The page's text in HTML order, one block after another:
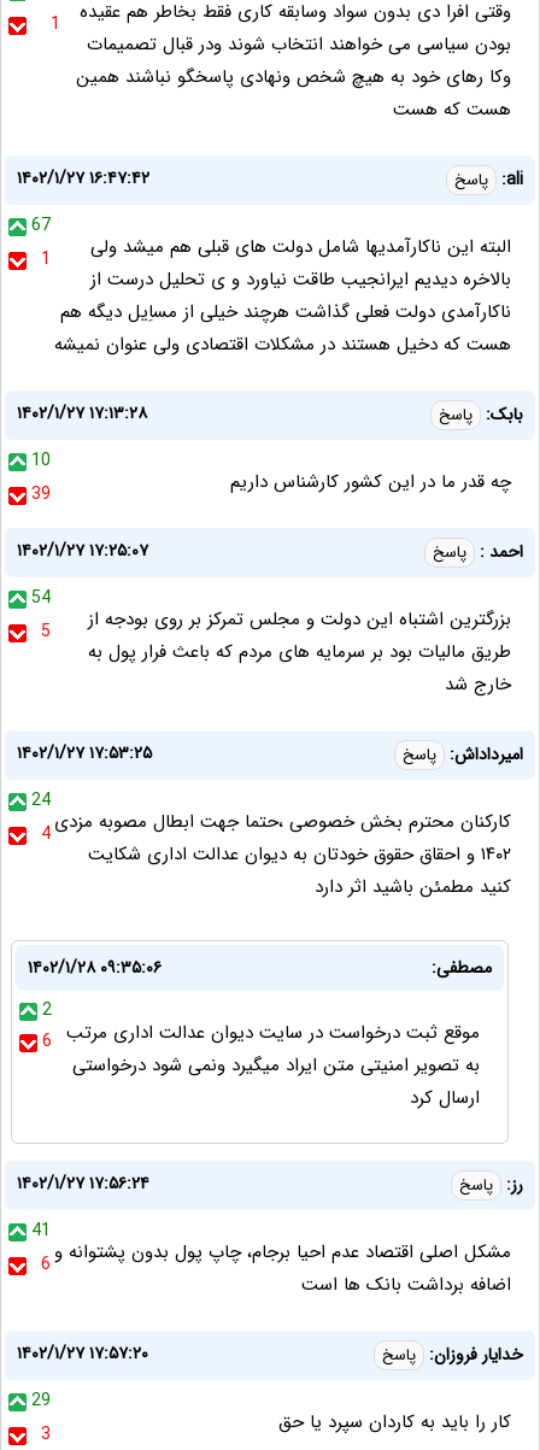
1
وقتی افرا دی بدون سواد وسابقه کاری فقط بخاطر هم عقیده
بودن سیاسی می خواهند انتخاب شوند ودر قبال تصمیمات
وکا رهای خود به هیچ شخص ونهادی پاسخگو نباشند همین
هست که هست
ali: پاسخ
۱۴۰۲/۱/۲۷ ۱۶:۴۷:۴۲
67
1
البته این ناکارآمدیها شامل دولت های قبلی هم میشد ولی
بالاخره دیدیم ایرانجیب طاقت نیاورد و ی تحلیل درست از
ناکارآمدی دولت فعلی گذاشت هرچند خیلی از مساِیل دیگه هم
هست که دخیل هستند در مشکلات اقتصادی ولی عنوان نمیشه
بابک: پاسخ
۱۴۰۲/۱/۲۷ ۱۷:۱۳:۲۸
10
39
چه قدر ما در این کشور کارشناس داریم
احمد : پاسخ
۱۴۰۲/۱/۲۷ ۱۷:۲۵:۰۷
54
5
بزرگترین اشتباه این دولت و مجلس تمرکز بر روی بودجه از
طریق مالیات بود بر سرمایه های مردم که باعث فرار پول به
خارج شد
امیرداداش: پاسخ
۱۴۰۲/۱/۲۷ ۱۷:۵۳:۲۵
24
4کارکنان محترم بخش خصوصی ،حتما جهت ابطال مصوبه مزدی
۱۴۰۲ و احقاق حقوق خودتان به دیوان عدالت اداری شکایت
کنید مطمئن باشید اثر دارد
مصطفی:
۱۴۰۲/۱/۲۸ ۰۹:۳۵:۰۶
2
6 موقع ثبت درخواست در سایت دیوان عدالت اداری مرتب
به تصویر امنیتی متن ایراد میگیرد ونمی شود درخواستی
ارسال کرد
رز: پاسخ
۱۴۰۲/۱/۲۷ ۱۷:۵۶:۲۴
41
6 مشکل اصلی اقتصاد عدم احیا برجام، چاپ پول بدون پشتوانه و
اضافه برداشت بانک ها است
خدایار فروزان: پاسخ
۱۴۰۲/۱/۲۷ ۱۷:۵۷:۲۰
29
3
کار را باید به کاردان سپرد یا حق